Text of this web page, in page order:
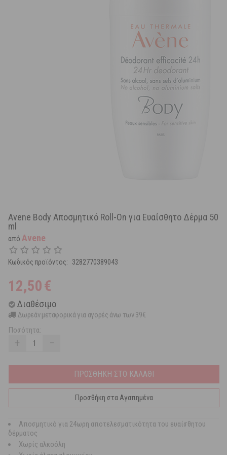
Avene Body Αποσμητικό Roll-On για Ευαίσθητο Δέρμα 50
ml
από Avene
Κωδικός προϊόντος: 3282770389043
12,50€
Διαθέσιμο
Δωρεάν μεταφορικά για αγορές άνω των 39€
Ποσότητα:
+ −
ΠΡΟΣΘΗΚΗ ΣΤΟ ΚΑΛΑΘΙ
Προσθήκη στα Αγαπημένα
Αποσμητικό για 24ωρη αποτελεσματικότητα του ευαίσθητου
δέρματος
Χωρίς αλκοόλη